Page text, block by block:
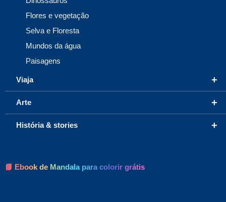
Flores e vegetação
Selva e Floresta
Mundos da água
Paisagens
+
Viaja
+
Arte
+
História & stories
📘 Ebook de Mandala para colorir grátis